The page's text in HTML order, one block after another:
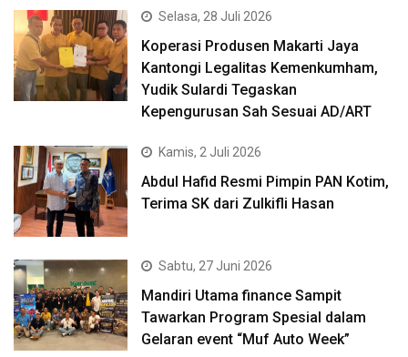
Selasa, 28 Juli 2026
Koperasi Produsen Makarti Jaya
Kantongi Legalitas Kemenkumham,
Yudik Sulardi Tegaskan
Kepengurusan Sah Sesuai AD/ART
Kamis, 2 Juli 2026
Abdul Hafid Resmi Pimpin PAN Kotim,
Terima SK dari Zulkifli Hasan
Sabtu, 27 Juni 2026
Mandiri Utama finance Sampit
Tawarkan Program Spesial dalam
Gelaran event “Muf Auto Week”